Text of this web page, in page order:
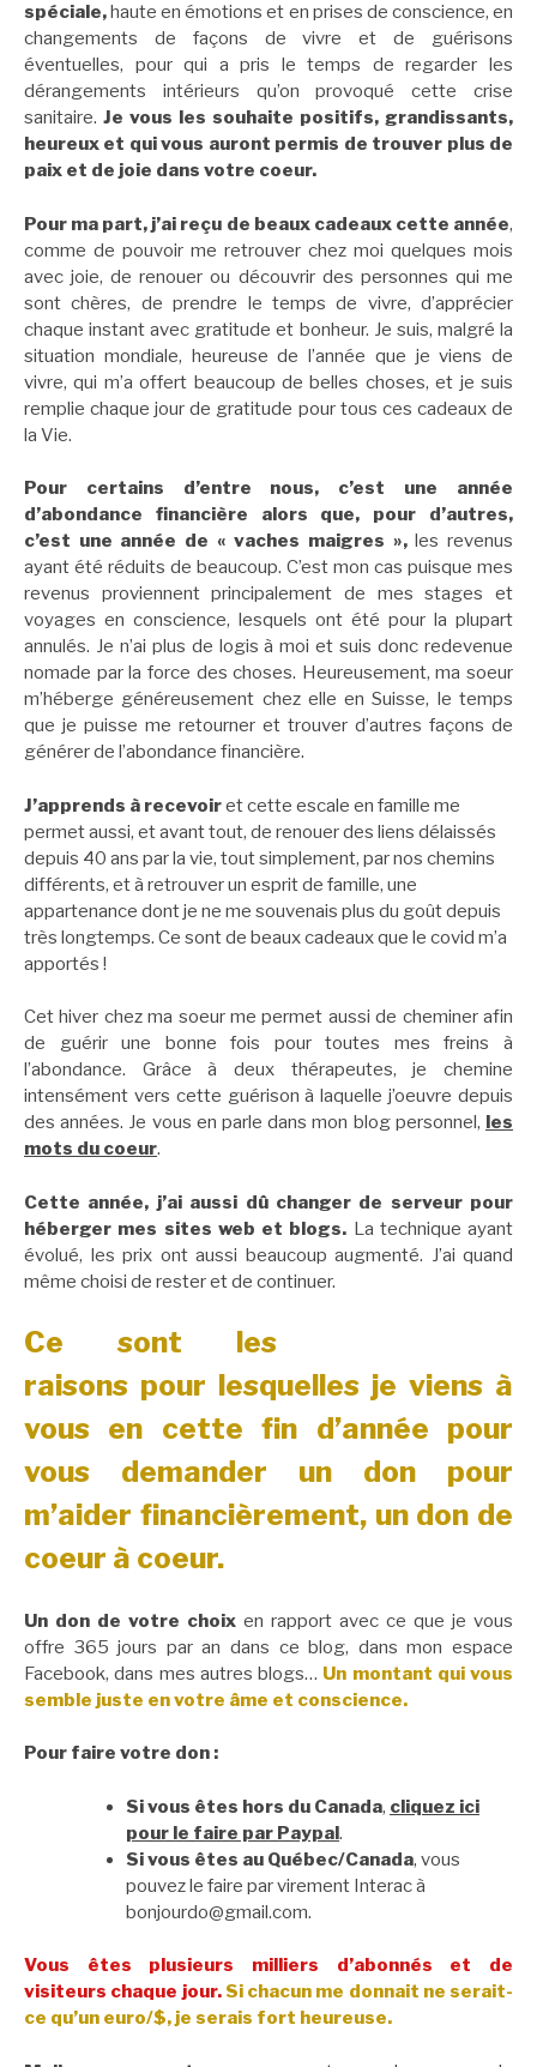
spéciale,haute en émotions et en prises de conscience, en
changements de façons de vivre et de guérisons
éventuelles, pour qui a pris le temps de regarder les
dérangements intérieurs qu’on provoqué cette crise
sanitaire. Je vous les souhaite positifs, grandissants,
heureux et qui vous auront permis de trouver plus de
paix et de joie dans votre coeur.
Pour ma part, j’ai reçu de beaux cadeaux cette année,
comme de pouvoir me retrouver chez moi quelques mois
avec joie, de renouer ou découvrir des personnes qui me
sont chères, de prendre le temps de vivre, d’apprécier
chaque instant avec gratitude et bonheur. Je suis, malgré la
situation mondiale, heureuse de l’année que je viens de
vivre, qui m’a offert beaucoup de belles choses, et je suis
remplie chaque jour de gratitude pour tous ces cadeaux de
la Vie.
Pour certains d’entre nous, c’est une année
d’abondance financière alors que, pour d’autres,
c’est une année de « vaches maigres »,les revenus
ayant été réduits de beaucoup. C’est mon cas puisque mes
revenus proviennent principalement de mes stages et
voyages en conscience, lesquels ont été pour la plupart
annulés. Je n’ai plus de logis à moi et suis donc redevenue
nomade par la force des choses. Heureusement, ma soeur
m’héberge généreusement chez elle en Suisse, le temps
que je puisse me retourner et trouver d’autres façons de
générer de l’abondance financière.
J’apprends à recevoiret cette escale en famille me
permet aussi, et avant tout, de renouer des liens délaissés
depuis 40 ans par la vie, tout simplement, par nos chemins
différents, et à retrouver un esprit de famille, une
appartenance dont je ne me souvenais plus du goût depuis
très longtemps. Ce sont de beaux cadeaux que le covid m’a
apportés !
Cet hiver chez ma soeur me permet aussi de cheminer afin
de guérir une bonne fois pour toutes mes freins à
l’abondance. Grâce à deux thérapeutes, je chemine
intensément vers cette guérison à laquelle j’oeuvre depuis
des années. Je vous en parle dans mon blog personnel, les
mots du coeur.
Cette année, j’ai aussi dû changer de serveur pour
héberger mes sites web et blogs. La technique ayant
évolué, les prix ont aussi beaucoup augmenté. J’ai quand
même choisi de rester et de continuer.
Ce sont les
raisons pour lesquelles je viens à
vous en cette fin d’année pour
vous demander un don pour
m’aider financièrement, un don de
coeur à coeur.
Un don de votre choix en rapport avec ce que je vous
offre 365 jours par an dans ce blog, dans mon espace
Facebook, dans mes autres blogs… Un montant qui vous
semble juste en votre âme et conscience.
Pour faire votre don :
Si vous êtes hors du Canada, cliquez ici
pour le faire par Paypal.
Si vous êtes au Québec/Canada, vous
pouvez le faire par virement Interac à
bonjourdo@gmail.com.
Vous êtes plusieurs milliers d’abonnés et de
visiteurs chaque jour.Si chacun me donnait ne serait-
ce qu’un euro/$, je serais fort heureuse.